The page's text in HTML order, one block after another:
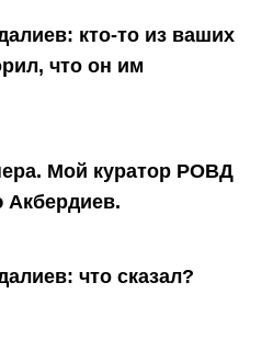
кто-то из ваших
что он им
Мой куратор РОВД
Акбердиев.
что сказал?